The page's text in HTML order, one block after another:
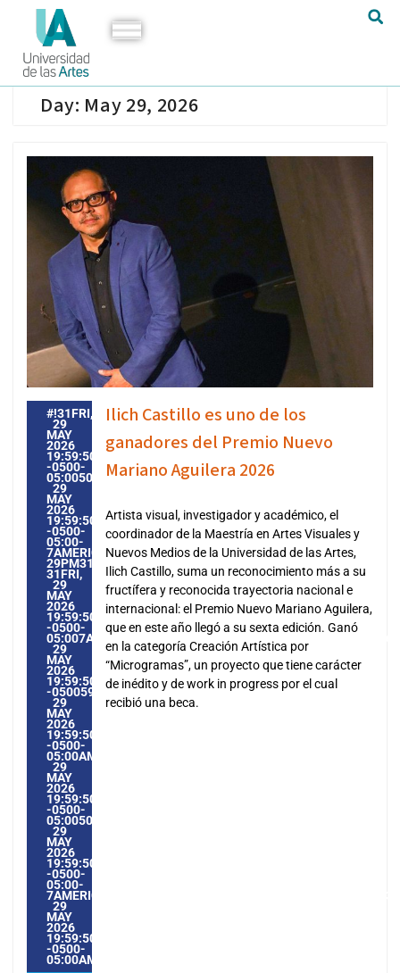
Day: May 29, 2026
#!31FRI,
29
MAY
2026
19:59:50
-0500-
05:005031#31FRI,
29
MAY
2026
19:59:50
-0500-
05:00-
7AMERICA/GUAYAQUIL3131AMERICA/GUAYAQUIL202631
29PM31PM-
31FRI,
29
MAY
2026
19:59:50
-0500-
05:007AMERICA/GUAYAQUIL3131AMERICA/
29
MAY
2026
19:59:50
-0500597595PMFRIDAY=1009#!31FRI,
29
MAY
2026
19:59:50
-0500-
05:00AMERICA/GUAYAQUIL5#MAY#!31FRI,
29
MAY
2026
19:59:50
-0500-
05:005031#/31FRI,
29
MAY
2026
19:59:50
-0500-
05:00-
7AMERICA/GUAYAQUIL3131AMERICA/
29
MAY
2026
19:59:50
-0500-
05:00AMERICA/GUAYAQUIL5#
Ilich Castillo es uno de los
ganadores del Premio Nuevo
Mariano Aguilera 2026
Artista visual, investigador y académico, el
coordinador de la Maestría en Artes Visuales y
Nuevos Medios de la Universidad de las Artes,
Ilich Castillo, suma un reconocimiento más a su
fructífera y reconocida trayectoria nacional e
internacional: el Premio Nuevo Mariano Aguilera,
que en este año llegó a su sexta edición. Ganó
en la categoría Creación Artística por
“Microgramas”, un proyecto que tiene carácter
de inédito y de work in progress por el cual
recibió una beca.